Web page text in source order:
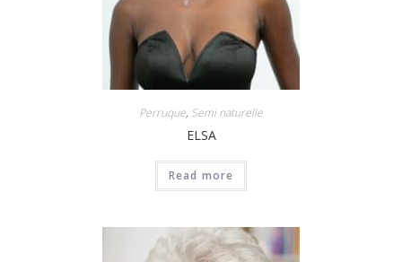
Perruque, Semi naturelle
ELSA
Read more